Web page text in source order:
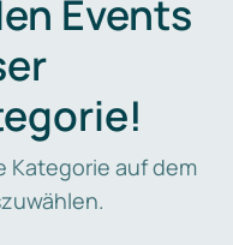
Events
Kategorie auf dem